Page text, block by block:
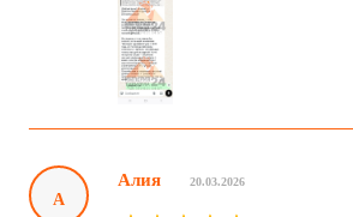
А
Алия 20.03.2026